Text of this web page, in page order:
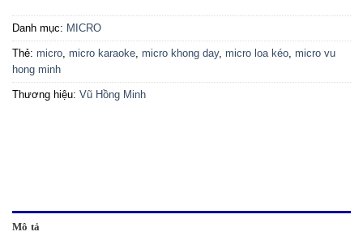
Danh mục: MICRO
Thẻ: micro micro karaoke micro khong day, micro loa kéo micro vu
hong minh
Thương hiệu: Vũ Hồng Minh
Mô tả